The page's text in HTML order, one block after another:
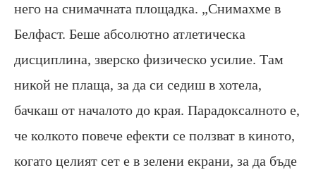
него на снимачната площадка. „Снимахме в
Белфаст. Беше абсолютно атлетическа
дисциплина, зверско физическо усилие. Там
никой не плаща, за да си седиш в хотела,
бачкаш от началото до края. Парадоксалното е,
че колкото повече ефекти се ползват в киното,
когато целият сет е в зелени екрани, за да бъде